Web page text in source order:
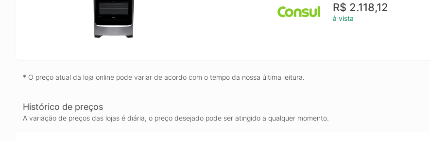
R$ 2.118,12
à vista
* O preço atual da loja online pode variar de acordo com o tempo da nossa última leitura.
Histórico de preços
A variação de preços das lojas é diária, o preço desejado pode ser atingido a qualquer momento.